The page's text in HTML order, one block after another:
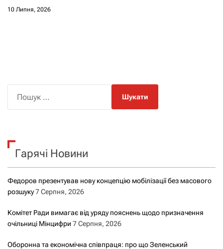
10 Липня, 2026
к
Гарячі Новини
Федоров презентував нову концепцію мобілізації без масового
розшуку7 Серпня, 2026
Комітет Ради вимагає від уряду пояснень щодо призначення
очільниці Мінцифри 7 Серпня, 2026
Оборонна та економічна співпраця: про що Зеленський